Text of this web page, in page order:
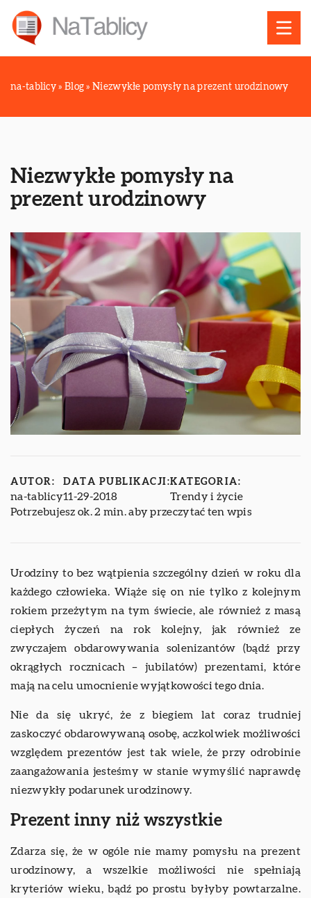
na-tablicy » Blog »Niezwykłe pomysły na prezent urodzinowy
Niezwykłe pomysły na
prezent urodzinowy
AUTOR:
na-tablicy
DATA PUBLIKACJI:
11-29-2018
KATEGORIA:
Trendy i życie
Potrzebujesz ok. 2 min. aby przeczytać ten wpis
Urodziny to bez wątpienia szczególny dzień w roku dla
każdego człowieka. Wiąże się on nie tylko z kolejnym
rokiem przeżytym na tym świecie, ale również z masą
ciepłych życzeń na rok kolejny, jak również ze
zwyczajem obdarowywania solenizantów (bądź przy
okrągłych rocznicach – jubilatów) prezentami, które
mają na celu umocnienie wyjątkowości tego dnia.
Nie da się ukryć, że z biegiem lat coraz trudniej
zaskoczyć obdarowywaną osobę, aczkolwiek możliwości
względem prezentów jest tak wiele, że przy odrobinie
zaangażowania jesteśmy w stanie wymyślić naprawdę
niezwykły podarunek urodzinowy.
Prezent inny niż wszystkie
Zdarza się, że w ogóle nie mamy pomysłu na prezent
urodzinowy, a wszelkie możliwości nie spełniają
kryteriów wieku, bądź po prostu byłyby powtarzalne.